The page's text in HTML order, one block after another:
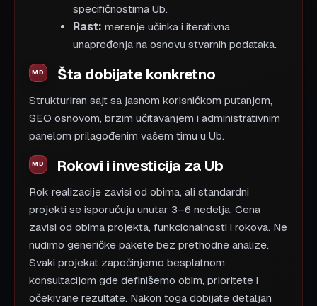
specifičnostima Ub.
Rast: merenje učinka i iterativna
unapređenja na osnovu stvarnih podataka.
Šta dobijate konkretno
Strukturiran sajt sa jasnom korisničkom putanjom,
SEO osnovom, brzim učitavanjem i administrativnim
panelom prilagođenim vašem timu u Ub.
Rokovi i investicija za Ub
Rok realizacije zavisi od obima, ali standardni
projekti se isporučuju unutar 3–6 nedelja. Cena
zavisi od obima projekta, funkcionalnosti i rokova. Ne
nudimo generičke pakete bez prethodne analize.
Svaki projekat započinjemo besplatnom
konsultacijom gde definišemo obim, prioritete i
očekivane rezultate. Nakon toga dobijate detaljan